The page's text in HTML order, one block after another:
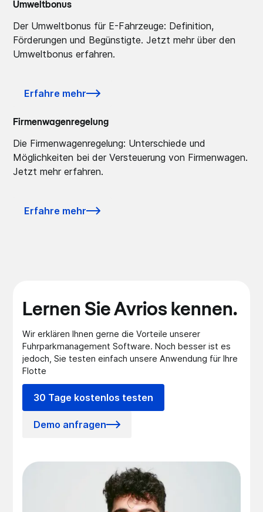
Umweltbonus
Der Umweltbonus für E-Fahrzeuge: Definition,
Förderungen und Begünstigte. Jetzt mehr über den
Umweltbonus erfahren.
Erfahre mehr
Firmenwagenregelung
Die Firmenwagenregelung: Unterschiede und
Möglichkeiten bei der Versteuerung von Firmenwagen.
Jetzt mehr erfahren.
Erfahre mehr
Lernen Sie Avrios kennen.
Wir erklären Ihnen gerne die Vorteile unserer
Fuhrparkmanagement Software. Noch besser ist es
jedoch, Sie testen einfach unsere Anwendung für Ihre
Flotte
30 Tage kostenlos testen
Demo anfragen